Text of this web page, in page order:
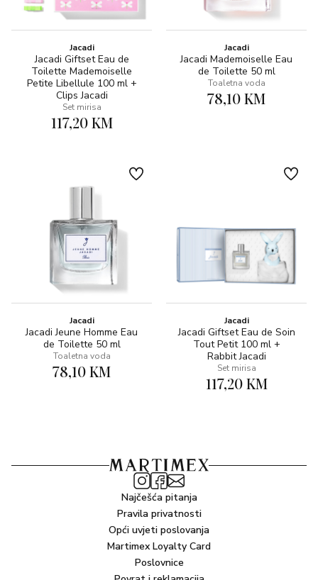
Jacadi
Jacadi Giftset Eau de
Toilette Mademoiselle
Petite Libellule 100 ml +
Clips Jacadi
Set mirisa
117,20 KM
Jacadi
Jacadi Mademoiselle Eau
de Toilette 50 ml
Toaletna voda
78,10 KM
Jacadi
Jacadi Jeune Homme Eau
de Toilette 50 ml
Toaletna voda
78,10 KM
Jacadi
Jacadi Giftset Eau de Soin
Tout Petit 100 ml +
Rabbit Jacadi
Set mirisa
117,20 KM
Najčešća pitanja
Pravila privatnosti
Opći uvjeti poslovanja
Martimex Loyalty Card
Poslovnice